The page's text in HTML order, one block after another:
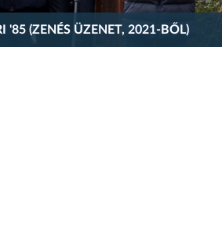
'85 (ZENÉS ÜZENET, 2021-BŐL)